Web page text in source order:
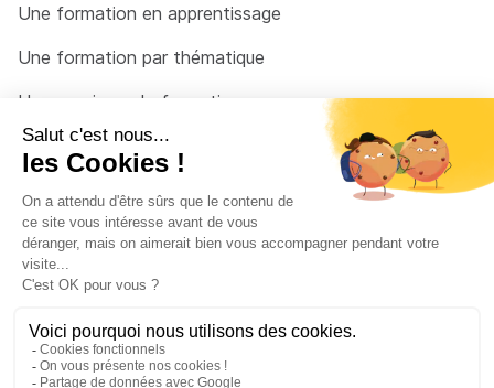
Une formation en apprentissage
Une formation par thématique
Un organisme de formation
Un conseiller
© 2026 - Côté Formations - par Via Compétences
Menu Pied de page
Mentions Légales